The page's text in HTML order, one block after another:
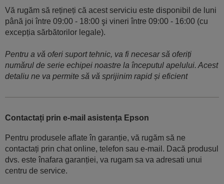
Vă rugăm să rețineți că acest serviciu este disponibil de luni
până joi între 09:00 - 18:00 şi vineri între 09:00 - 16:00 (cu
excepția sărbătorilor legale).
Pentru a vă oferi suport tehnic, va fi necesar să oferiți
numărul de serie echipei noastre la începutul apelului. Acest
detaliu ne va permite să vă sprijinim rapid și eficient
Contactați prin e-mail asistența Epson
Pentru produsele aflate în garanție, vă rugăm să ne
contactați prin chat online, telefon sau e-mail. Dacă produsul
dvs. este înafara garanției, va rugam sa va adresati unui
centru de service.